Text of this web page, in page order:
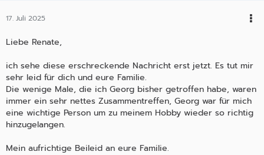
17. Juli 2025
Liebe Renate,
ich sehe diese erschreckende Nachricht erst jetzt. Es tut mir
sehr leid für dich und eure Familie.
Die wenige Male, die ich Georg bisher getroffen habe, waren
immer ein sehr nettes Zusammentreffen, Georg war für mich
eine wichtige Person um zu meinem Hobby wieder so richtig
hinzugelangen.
Mein aufrichtige Beileid an eure Familie.